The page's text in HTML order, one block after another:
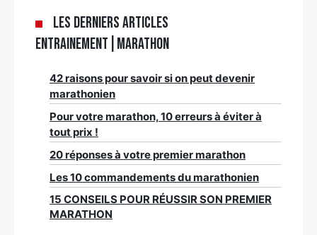
Les derniers articles
Entrainement|Marathon
42 raisons pour savoir si on peut devenir
marathonien
Pour votre marathon, 10 erreurs à éviter à
tout prix !
20 réponses à votre premier marathon
Les 10 commandements du marathonien
15 CONSEILS POUR RÉUSSIR SON PREMIER
MARATHON